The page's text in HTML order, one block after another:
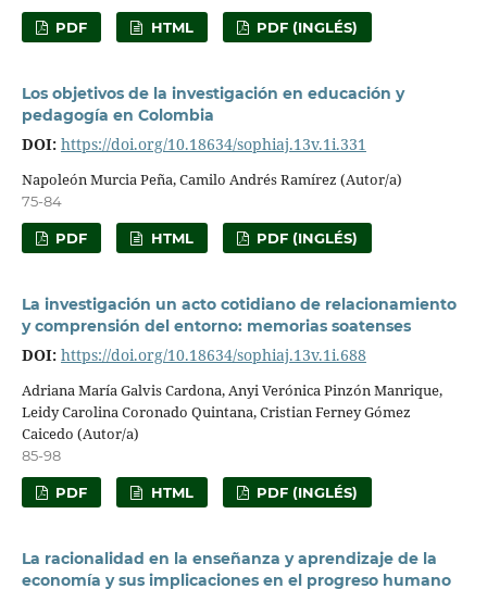
PDF HTML PDF (INGLÉS)
Los objetivos de la investigación en educación y
pedagogía en Colombia
DOI: https://doi.org/10.18634/sophiaj.13v.1i.331
Napoleón Murcia Peña, Camilo Andrés Ramírez (Autor/a)
75-84
PDF HTML PDF (INGLÉS)
La investigación un acto cotidiano de relacionamiento
y comprensión del entorno: memorias soatenses
DOI: https://doi.org/10.18634/sophiaj.13v.1i.688
Adriana María Galvis Cardona, Anyi Verónica Pinzón Manrique,
Leidy Carolina Coronado Quintana, Cristian Ferney Gómez
Caicedo (Autor/a)
85-98
PDF HTML PDF (INGLÉS)
La racionalidad en la enseñanza y aprendizaje de la
economía y sus implicaciones en el progreso humano